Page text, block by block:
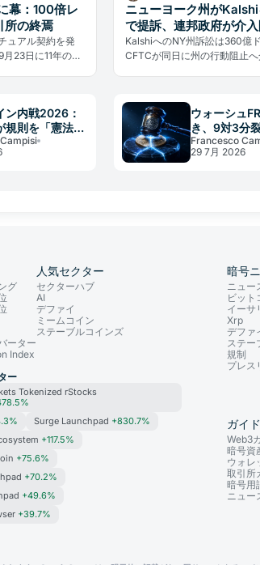
幕：100倍レ
所の終焉
ュアル契約を発
23日に11年の歴
ニューヨーク州が
で提訴、連邦政府が介
KalshiへのNY州訴訟は360億
CFTCが同日に州の行動阻止
ン内戦2026：
規則を「憲法」
110が焦点
ウォーシュ
き、9対3分
ットコイン
Francesco
29 7月 2026
グ
ーター
Index
人気セクター
セクターハブ
AI
デファイ
ミームコイン
ステーブルコインズ
ー
Tokenized rStocks
Surge Launchpad +830.7%
+117.5%
+75.6%
+70.2%
+49.6%
+39.7%
暗号
ニュー
ビット
イーサ
Xrp
デファ
ステー
規制
プレス
ガイド
Web3
暗号資
ウォレ
取引所
暗号用
ニュー